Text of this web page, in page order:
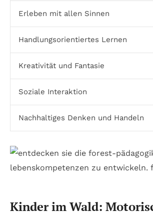
Erleben mit allen Sinnen
Handlungsorientiertes Lernen
Kreativität und Fantasie
Soziale Interaktion
Nachhaltiges Denken und Handeln
Kinder im Wald: